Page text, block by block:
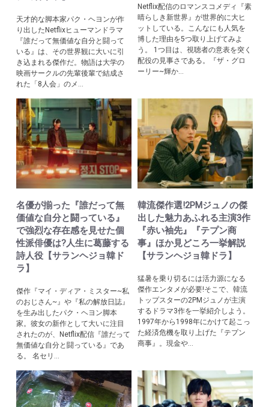
天才的な脚本家パク・ヘヨンが作
り出したNetflixヒューマンドラマ
『誰だって無価値な自分と闘って
いる』は、その世界観に大いに引
き込まれる傑作だ。物語は大学の
映画サークルの先輩後輩で結成さ
れた「8人会」のメ...
Netflix配信のロマンスコメディ『素
晴らしき新世界』が世界的に大ヒ
ットしている。こんなにも人気を
博した理由を5つ取り上げてみよ
う。 1つ目は、視聴者の意表を突く
配役の見事さである。『ザ・グロ
ーリー~輝か...
名優が揃った『誰だって無
価値な自分と闘っている』
で強烈な存在感を見せた個
性派俳優は?人生に葛藤する
詩人役【サランヘジョ韓ド
ラ】
傑作『マイ・ディア・ミスター~私
のおじさん~』や『私の解放日誌』
を生み出したパク・ヘヨン脚本
家。彼女の新作として大いに注目
されたのが、Netflix配信『誰だって
無価値な自分と闘っている』であ
る。 名セリ...
韓流傑作選!2PMジュノの傑
出した魅力あふれる主演3作
『赤い袖先』『テプン商
事』ほか見どころ一挙解説
【サランヘジョ韓ドラ】
猛暑を乗り切るには活力源になる
傑作エンタメが必要!そこで、韓流
トップスターの2PMジュノが主演
するドラマ3作を一挙紹介しよう。
1997年から1998年にかけて起こっ
た経済危機を取り上げた『テプン
商事』。現金や...